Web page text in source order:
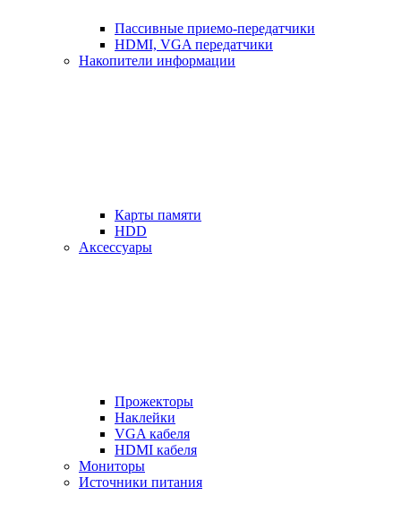
Пассивные приемо-передатчики
HDMI, VGA передатчики
Накопители информации
Карты памяти
HDD
Аксессуары
Прожекторы
Наклейки
VGA кабеля
HDMI кабеля
Мониторы
Источники питания